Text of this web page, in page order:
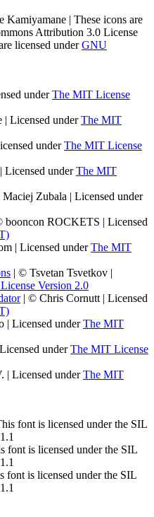
Kamiyamane | These icons are
Attribution 3.0 License
licensed underGNU
underThe MIT License
| Licensed underThe MIT
underThe MIT License
underThe MIT
Zubala | Licensed under
ROCKETS | Licensed
| Licensed underThe MIT
| © Tsvetan Tsvetkov |
Version 2.0
| © Chris Cornutt | Licensed
| Licensed underThe MIT
underThe MIT License
| Licensed underThe MIT
font is licensed under the SIL
font is licensed under the SIL
font is licensed under the SIL